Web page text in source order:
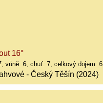
16°
vůně: 6, chuť: 7, celkový dojem: 6
- Český Těšín (2024)